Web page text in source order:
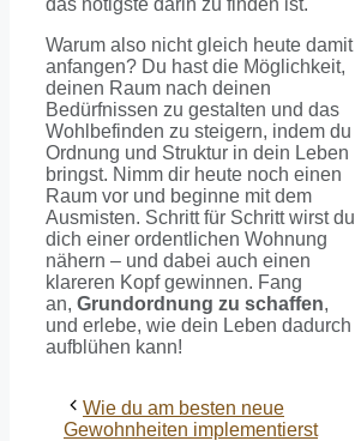
das nötigste darin zu finden ist.
Warum also nicht gleich heute damit
anfangen? Du hast die Möglichkeit,
deinen Raum nach deinen
Bedürfnissen zu gestalten und das
Wohlbefinden zu steigern, indem du
Ordnung und Struktur in dein Leben
bringst. Nimm dir heute noch einen
Raum vor und beginne mit dem
Ausmisten. Schritt für Schritt wirst du
dich einer ordentlichen Wohnung
nähern – und dabei auch einen
klareren Kopf gewinnen. Fang
an, Grundordnung zu schaffen,
und erlebe, wie dein Leben dadurch
aufblühen kann!
Wie du am besten neue
Gewohnheiten implementierst